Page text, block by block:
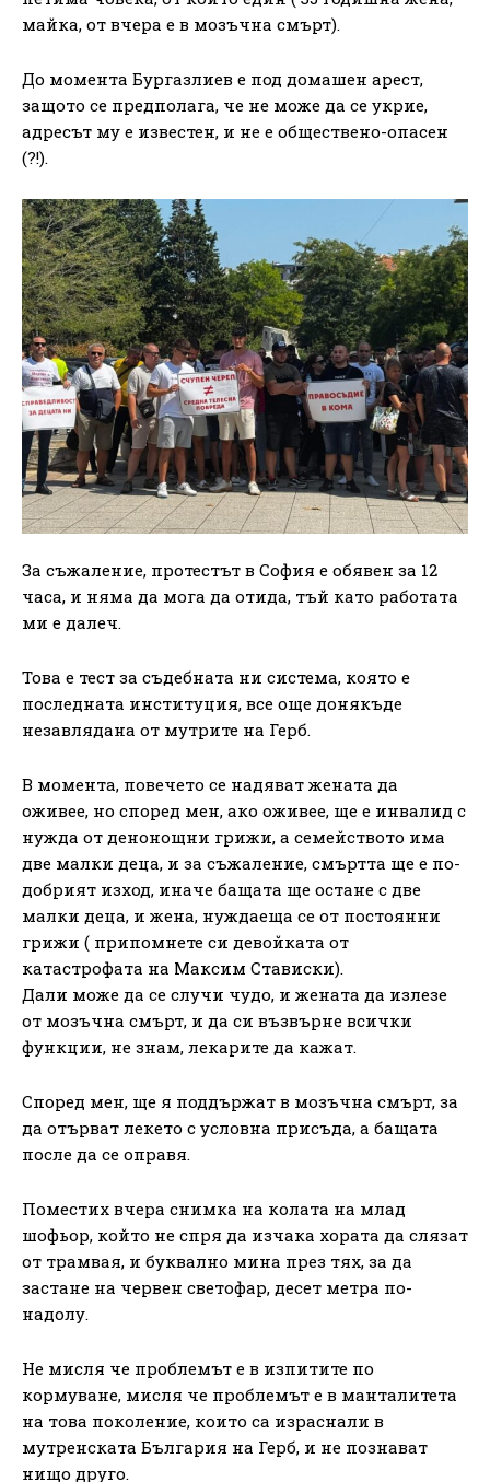
майка, от вчера е в мозъчна смърт).
До момента Бургазлиев е под домашен арест,
защото се предполага, че не може да се укрие,
адресът му е известен, и не е обществено-опасен
(?!).
За съжаление, протестът в София е обявен за 12
часа, и няма да мога да отида, тъй като работата
ми е далеч.
Това е тест за съдебната ни система, която е
последната институция, все още донякъде
незавлядана от мутрите на Герб.
В момента, повечето се надяват жената да
оживее, но според мен, ако оживее, ще е инвалид с
нужда от денонощни грижи, а семейството има
две малки деца, и за съжаление, смъртта ще е по-
добрият изход, иначе бащата ще остане с две
малки деца, и жена, нуждаеща се от постоянни
грижи ( припомнете си девойката от
катастрофата на Максим Стависки).
Дали може да се случи чудо, и жената да излезе
от мозъчна смърт, и да си възвърне всички
функции, не знам, лекарите да кажат.
Според мен, ще я поддържат в мозъчна смърт, за
да отърват лекето с условна присъда, а бащата
после да се оправя.
Поместих вчера снимка на колата на млад
шофьор, който не спря да изчака хората да слязат
от трамвая, и буквално мина през тях, за да
застане на червен светофар, десет метра по-
надолу.
Не мисля че проблемът е в изпитите по
кормуване, мисля че проблемът е в манталитета
на това поколение, които са израснали в
мутренската България на Герб, и не познават
нищо друго.